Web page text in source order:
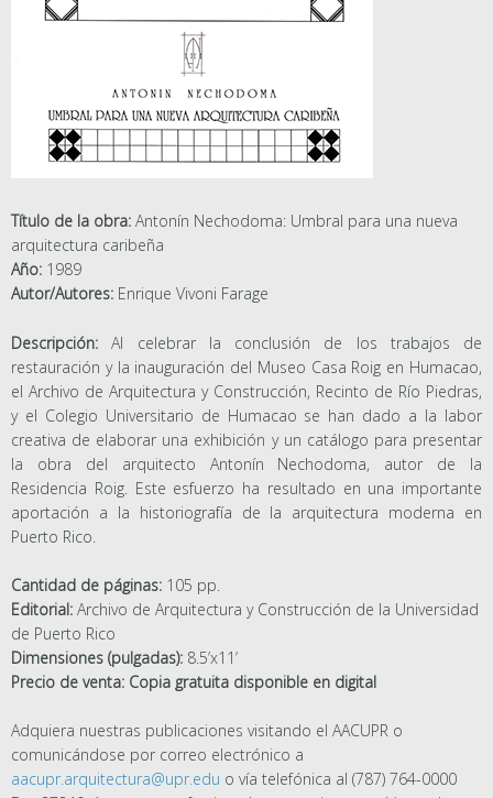
Título de la obra: Antonín Nechodoma: Umbral para una nueva
arquitectura caribeña
Año: 1989
Autor/Autores: Enrique Vivoni Farage
Descripción: Al celebrar la conclusión de los trabajos de
restauración y la inauguración del Museo Casa Roig en Humacao,
el Archivo de Arquitectura y Construcción, Recinto de Río Piedras,
y el Colegio Universitario de Humacao se han dado a la labor
creativa de elaborar una exhibición y un catálogo para presentar
la obra del arquitecto Antonín Nechodoma, autor de la
Residencia Roig. Este esfuerzo ha resultado en una importante
aportación a la historiografía de la arquitectura moderna en
Puerto Rico.
Cantidad de páginas: 105 pp.
Editorial: Archivo de Arquitectura y Construcción de la Universidad
de Puerto Rico
Dimensiones (pulgadas): 8.5’x11’
Precio de venta: Copia gratuita disponible en digital
Adquiera nuestras publicaciones visitando el AACUPR o
comunicándose por correo electrónico a
aacupr.arquitectura@upr.edu o vía telefónica al (787) 764-0000